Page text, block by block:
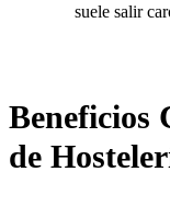
suele salir
Beneficios
de